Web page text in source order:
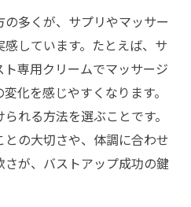
多くが、サプリやマッサー
しています。たとえば、サ
専用クリームでマッサージ
化を感じやすくなります。
れる方法を選ぶことです。
の大切さや、体調に合わせ
が、バストアップ成功の鍵